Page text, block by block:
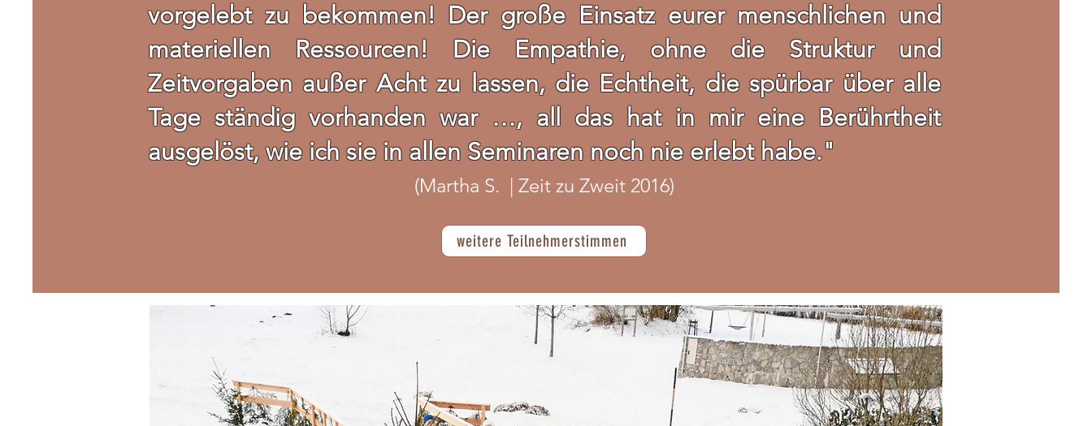
vorgelebt zu bekommen! Der große Einsatz eurer menschlichen und
materiellen Ressourcen! Die Empathie, ohne die Struktur und
Zeitvorgaben außer Acht zu lassen, die Echtheit, die spürbar über alle
Tage ständig vorhanden war …, all das hat in mir eine Berührtheit
ausgelöst, wie ich sie in allen Seminaren noch nie erlebt habe."
(Martha S. | Zeit zu Zweit 2016)
weitere Teilnehmerstimmen